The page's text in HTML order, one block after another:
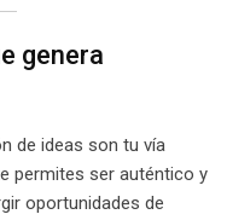
genera
de ideas son tu vía
permites ser auténtico y
oportunidades de